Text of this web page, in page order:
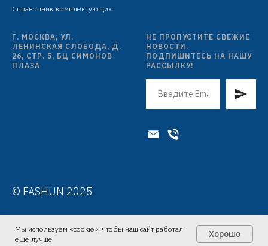
Мы используем «cookie», чтобы наш сайт работал
еще лучше
Хорошо
Справочник комплектующих
Г. МОСКВА, УЛ.
ЛЕНИНСКАЯ СЛОБОДА, Д.
26, СТР. 5, БЦ СИМОНОВ
ПЛАЗА
НЕ ПРОПУСТИТЕ СВЕЖИЕ
НОВОСТИ.
ПОДПИШИТЕСЬ НА НАШУ
РАССЫЛКУ!
© FASHUN 2025